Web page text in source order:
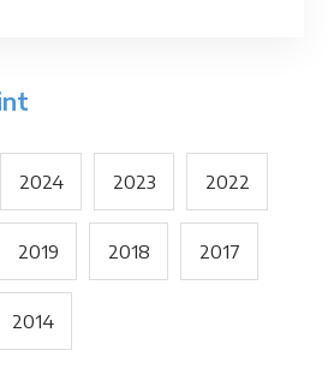
2024 2023 2022
2019 2018 2017
2014